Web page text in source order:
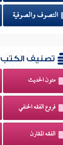
التصوف والصوفية
تصنيف الكتب
متون الحديث
فروع الفقه الحنفي
الفقه المقارن